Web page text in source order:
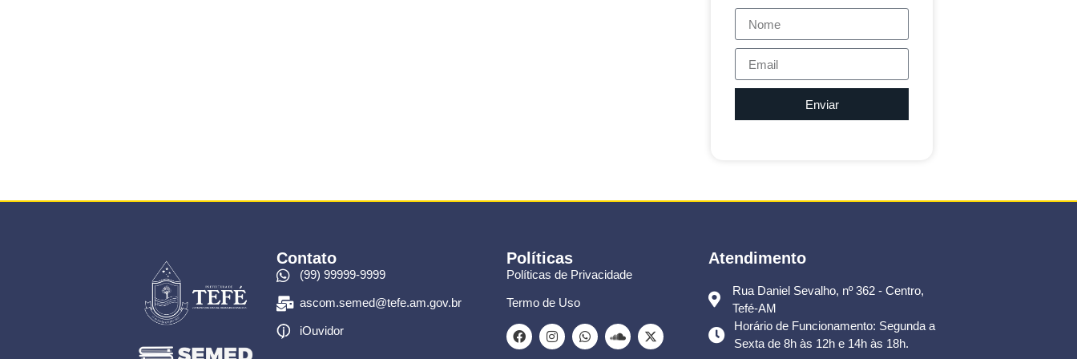
Enviar
Contato
(99) 99999-9999
ascom.semed@tefe.am.gov.br
iOuvidor
Políticas
Políticas de Privacidade
Termo de Uso
Atendimento
Rua Daniel Sevalho, nº 362 - Centro,
Tefé-AM
Horário de Funcionamento: Segunda a
Sexta de 8h às 12h e 14h às 18h.